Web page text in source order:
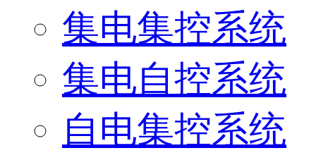
集电集控系统
集电自控系统
自电集控系统